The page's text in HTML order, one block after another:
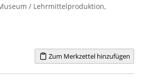
/ Lehrmittelproduktion,
Zum Merkzettel hinzufügen